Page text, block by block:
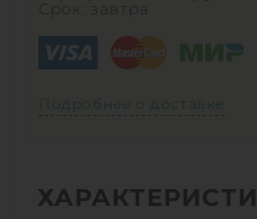
Срок: завтра
Подробнее о доставке